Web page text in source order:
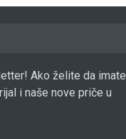
Ako želite da imate
i naše nove priče u